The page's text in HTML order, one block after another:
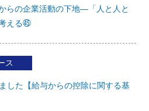
らの企業活動の下地―「人と人と
える㊺
ス
した【給与からの控除に関する基